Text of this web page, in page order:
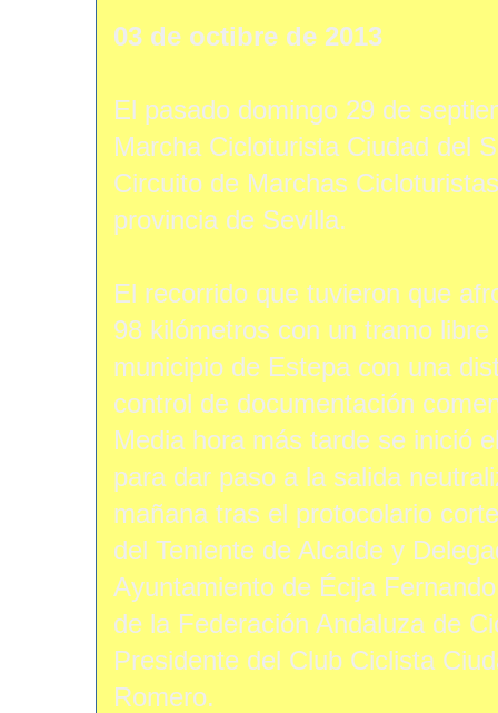
03 de octibre de 2013
El pasado domingo 29 de
Marcha Cicloturista Ciudad del
Circuito de Marchas
provincia de Sevilla.
El recorrido que tuvieron que
98 kilómetros con un tramo
municipio de Estepa con una
control de documentación
Media hora más tarde se inició
para dar paso a la salida
mañana tras el protocolario
del Teniente de Alcalde y
Ayuntamiento de Écija
de la Federación Andaluza de
Presidente del Club Ciclista
Romero.